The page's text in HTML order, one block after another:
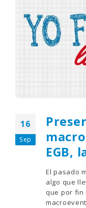
16
Sep
EGB,
El pasado
algo que
que por fin